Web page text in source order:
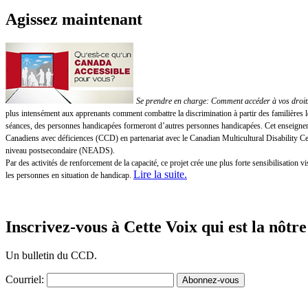
Agissez maintenant
Se prendre en charge: Comment accéder à vos
plus intensément aux apprenants comment combattre la discrimination à partir des
séances, des personnes handicapées formeront d’autres personnes handicapées. Cet
Canadiens avec déficiences (CCD) en partenariat avec le Canadian Multicultural
niveau postsecondaire (NEADS).
Par des activités de renforcement de la capacité, ce projet crée une plus forte
les personnes en situation de handicap. Lire la suite.
Inscrivez-vous à Cette Voix qui est la nôtre
Un bulletin du CCD.
Courriel: